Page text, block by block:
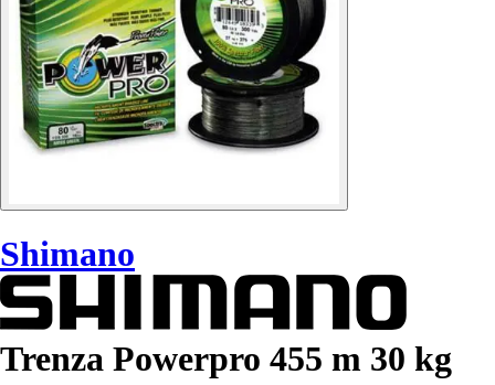
Shimano
Trenza Powerpro 455 m 30 kg